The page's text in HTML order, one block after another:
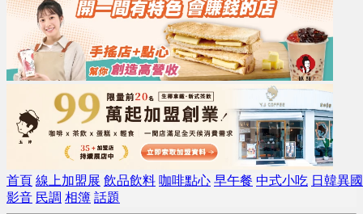
首頁 線上加盟展 飲品飲料 咖啡點心 早午餐 中式小吃 日韓異國
影音 民調 相簿 話題